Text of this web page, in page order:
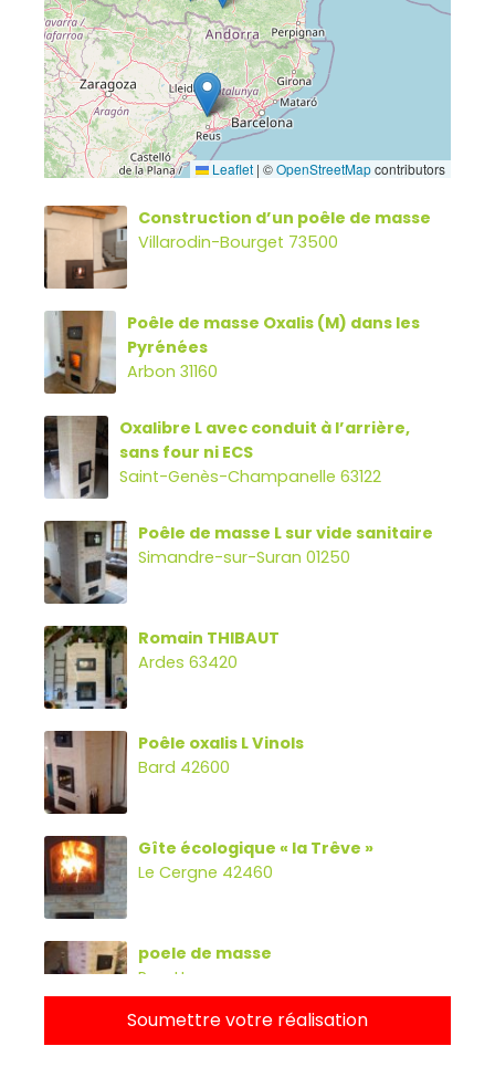
Leaflet | ©OpenStreetMapcontributors
Construction d’un poêle de masse
Villarodin-Bourget 73500
Poêle de masse Oxalis (M) dans les
Pyrénées
Arbon 31160
Oxalibre L avec conduit à l’arrière,
sans four ni ECS
Saint-Genès-Champanelle 63122
Poêle de masse L sur vide sanitaire
Simandre-sur-Suran 01250
Romain THIBAUT
Ardes 63420
Poêle oxalis L Vinols
Bard 42600
Gîte écologique « la Trêve »
Le Cergne 42460
poele de masse
Parette
Soumettre votre réalisation